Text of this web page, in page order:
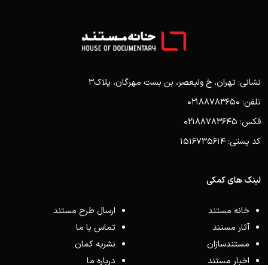
نشانی: تهران، خ ولیعصر، بن بست مهرگان، پلاک3
تلفن: 02188783650
فکس: 02188783645
کد پستی: 1516735614
لینک های کمکی
خانه مستند
آثار مستند
مستندسازان
اخبار مستند
ارسال طرح مستند
تماس با ما
نشریه کمان
درباره ما